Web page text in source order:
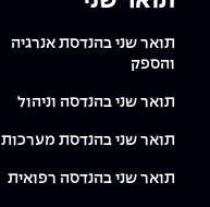
תואר שני בהנדסת אנרגיה
והספק
תואר שני בהנדסה וניהול
תואר שני בהנדסת מערכות
תואר שני בהנדסה רפואית